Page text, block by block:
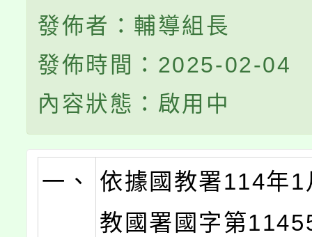
發佈者：輔導組長
發佈時間：2025-02-04
內容狀態：啟用中
一、
依據國教署114年
教國署國字第